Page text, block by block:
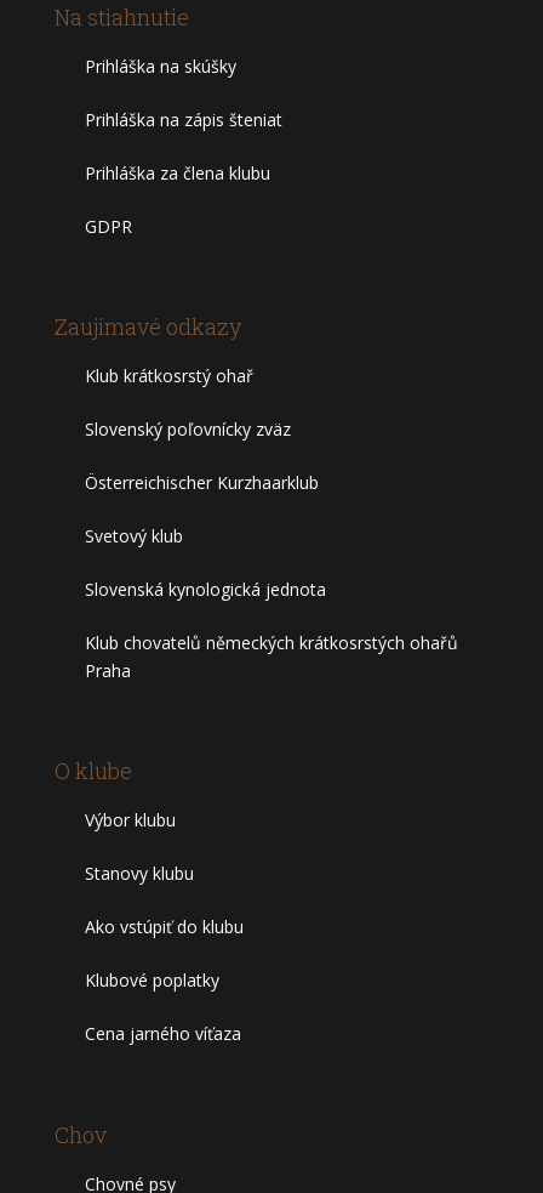
Na stiahnutie
Prihláška na skúšky
Prihláška na zápis šteniat
Prihláška za člena klubu
GDPR
Zaujímavé odkazy
Klub krátkosrstý ohař
Slovenský poľovnícky zväz
Österreichischer Kurzhaarklub
Svetový klub
Slovenská kynologická jednota
Klub chovatelů německých krátkosrstých ohařů
Praha
O klube
Výbor klubu
Stanovy klubu
Ako vstúpiť do klubu
Klubové poplatky
Cena jarného víťaza
Chov
Chovné psy